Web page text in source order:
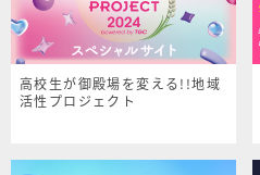
高校生が御殿場を変える!!地域
活性プロジェクト